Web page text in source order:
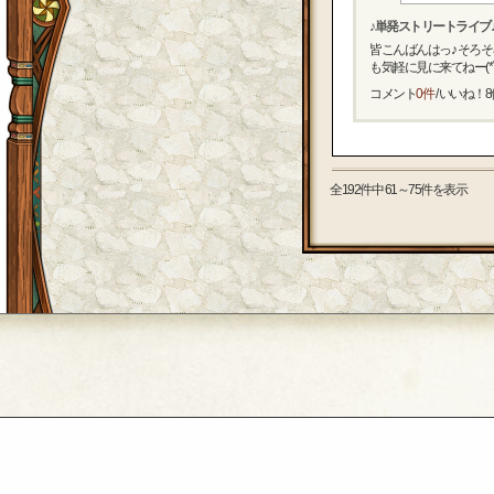
♪単発ストリートライ
皆こんばんはっ♪ そろ
も気軽に見に来てねー
コメント0件/ いいね！ 8
全192件中 61～75件を表示